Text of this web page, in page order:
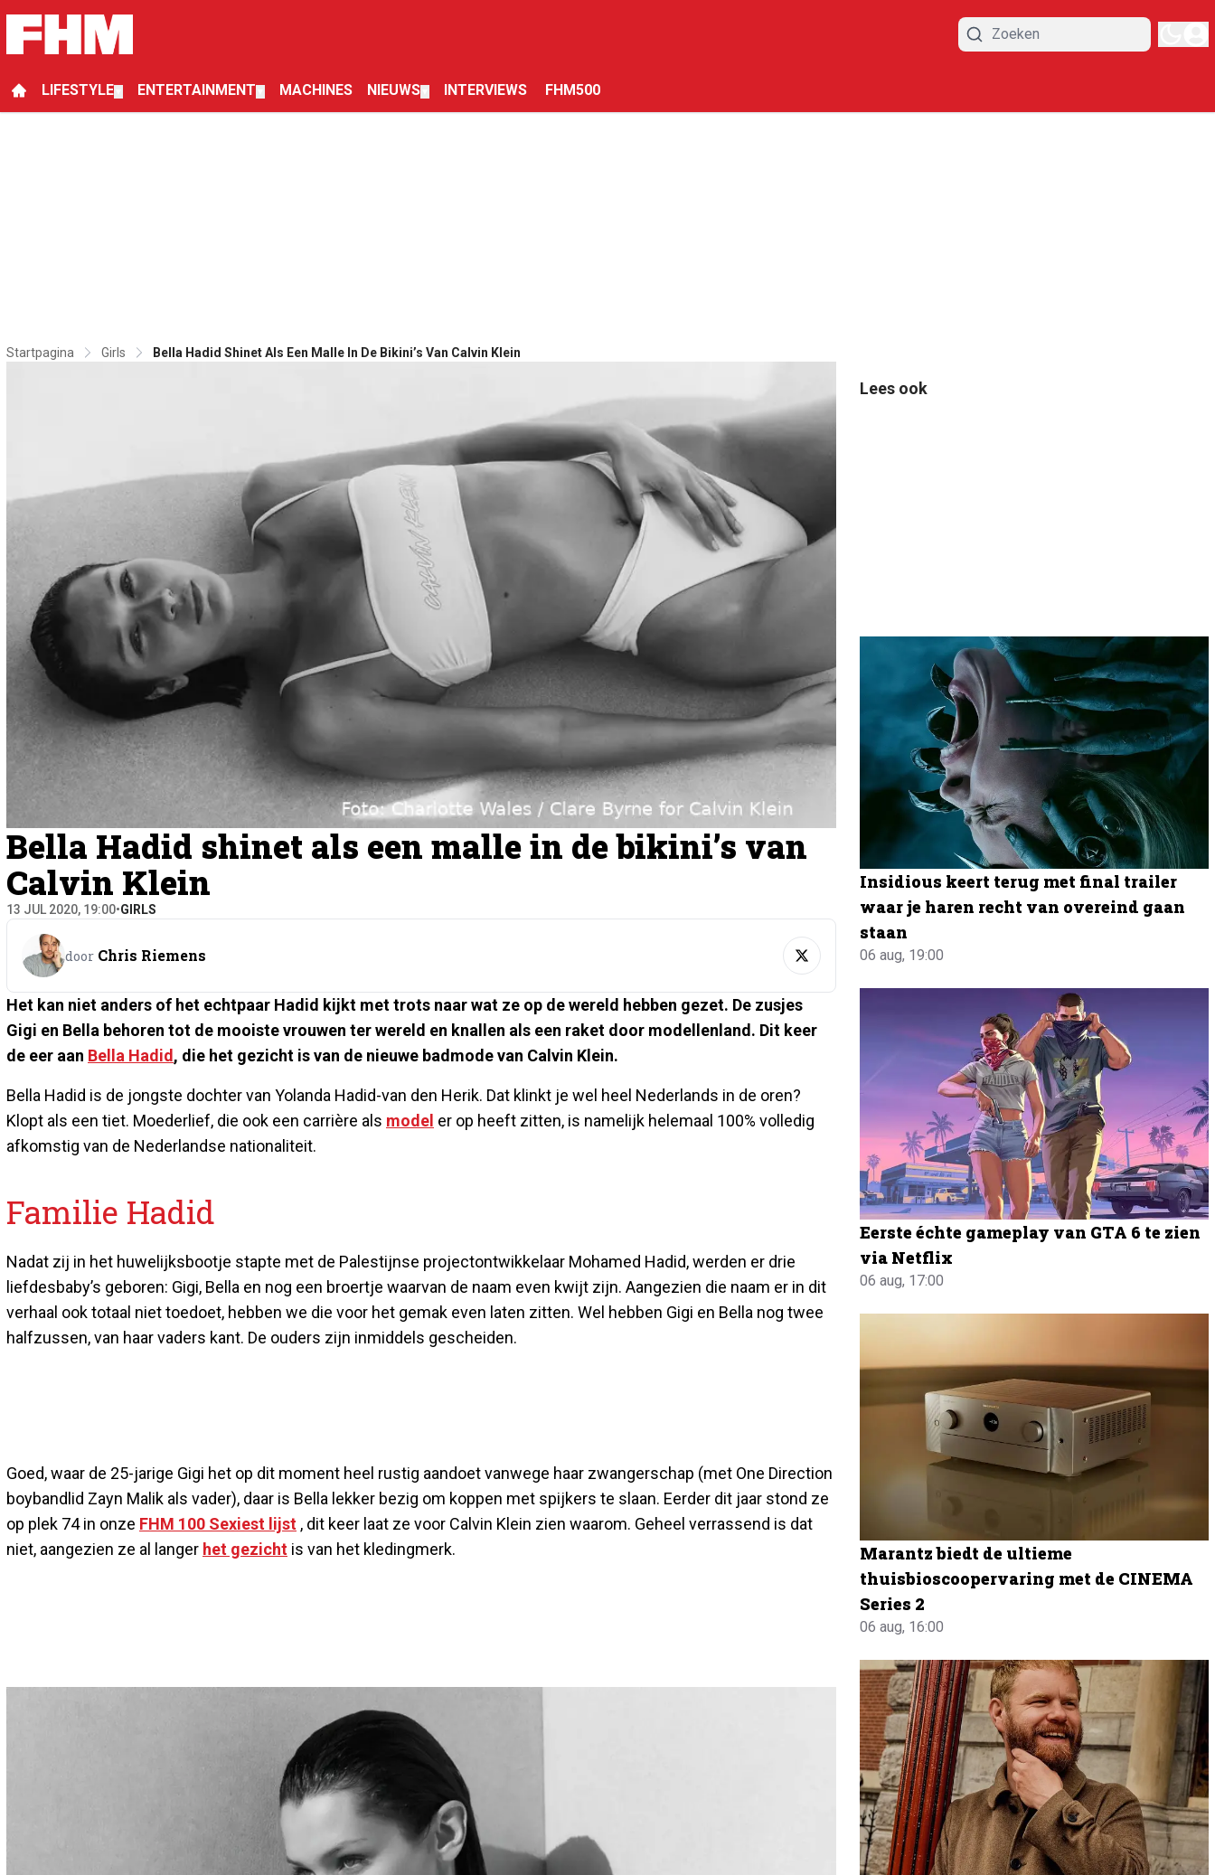
LIFESTYLE ENTERTAINMENT MACHINES NIEUWS INTERVIEWS FHM500
Startpagina Girls Bella Hadid Shinet Als Een Malle In De Bikini’s Van Calvin Klein
Bella Hadid shinet als een malle in de bikini’s van
Calvin Klein
13 JUL 2020, 19:00•GIRLS
door Chris Riemens
Het kan niet anders of het echtpaar Hadid kijkt met trots naar wat ze op de wereld hebben gezet. De zusjes
Gigi en Bella behoren tot de mooiste vrouwen ter wereld en knallen als een raket door modellenland. Dit keer
de eer aan Bella Hadid, die het gezicht is van de nieuwe badmode van Calvin Klein.
Bella Hadid is de jongste dochter van Yolanda Hadid-van den Herik. Dat klinkt je wel heel Nederlands in de oren?
Klopt als een tiet. Moederlief, die ook een carrière als model er op heeft zitten, is namelijk helemaal 100% volledig
afkomstig van de Nederlandse nationaliteit.
Familie Hadid
Nadat zij in het huwelijksbootje stapte met de Palestijnse projectontwikkelaar Mohamed Hadid, werden er drie
liefdesbaby’s geboren: Gigi, Bella en nog een broertje waarvan de naam even kwijt zijn. Aangezien die naam er in dit
verhaal ook totaal niet toedoet, hebben we die voor het gemak even laten zitten. Wel hebben Gigi en Bella nog twee
halfzussen, van haar vaders kant. De ouders zijn inmiddels gescheiden.
Goed, waar de 25-jarige Gigi het op dit moment heel rustig aandoet vanwege haar zwangerschap (met One Direction
boybandlid Zayn Malik als vader), daar is Bella lekker bezig om koppen met spijkers te slaan. Eerder dit jaar stond ze
op plek 74 in onze FHM 100 Sexiest lijst , dit keer laat ze voor Calvin Klein zien waarom. Geheel verrassend is dat
niet, aangezien ze al langer het gezicht is van het kledingmerk.
Lees ook
Insidious keert terug met final trailer
waar je haren recht van overeind gaan
staan
06 aug, 19:00
Eerste échte gameplay van GTA 6 te zien
via Netflix
06 aug, 17:00
Marantz biedt de ultieme
thuisbioscoopervaring met de CINEMA
Series 2
06 aug, 16:00